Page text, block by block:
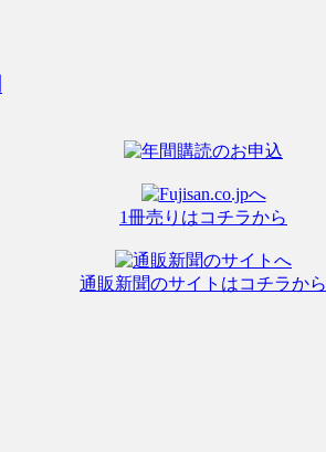
1冊売りはコチラから
通販新聞のサイトはコチラから